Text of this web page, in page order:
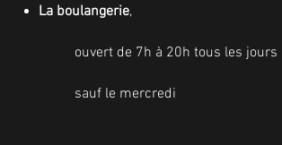
La boulangerie,
ouvert de 7h à 20h tous les jours
sauf le mercredi